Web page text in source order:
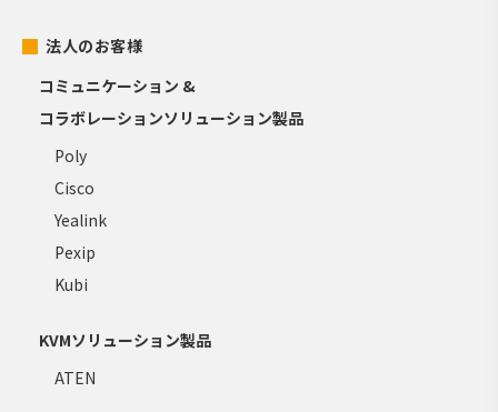
法人のお客様
コミュニケーション &
コラボレーションソリューション製品
Poly
Cisco
Yealink
Pexip
Kubi
KVMソリューション製品
ATEN